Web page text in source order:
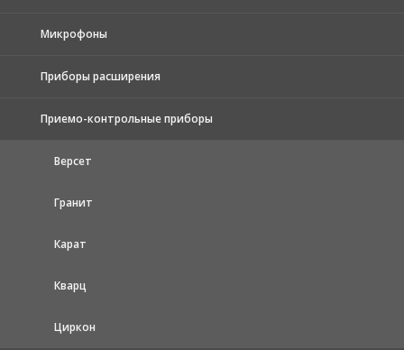
Микрофоны
Приборы расширения
Приемо-контрольные приборы
Версет
Гранит
Карат
Кварц
Циркон